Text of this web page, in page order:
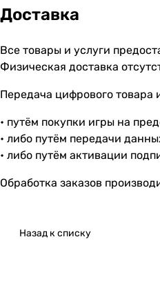
Доставка
Все товары и услуги
Физическая доставка
Передача цифрового товара
• путём покупки игры на
• либо путём передачи
• либо путём активации
Обработка заказов
Назад к списку